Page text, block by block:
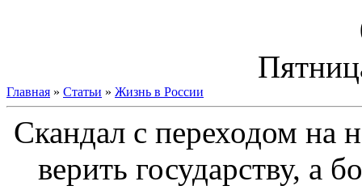
Главная » Статьи » Жизнь в России
Скандал с переходом на
верить государству, а